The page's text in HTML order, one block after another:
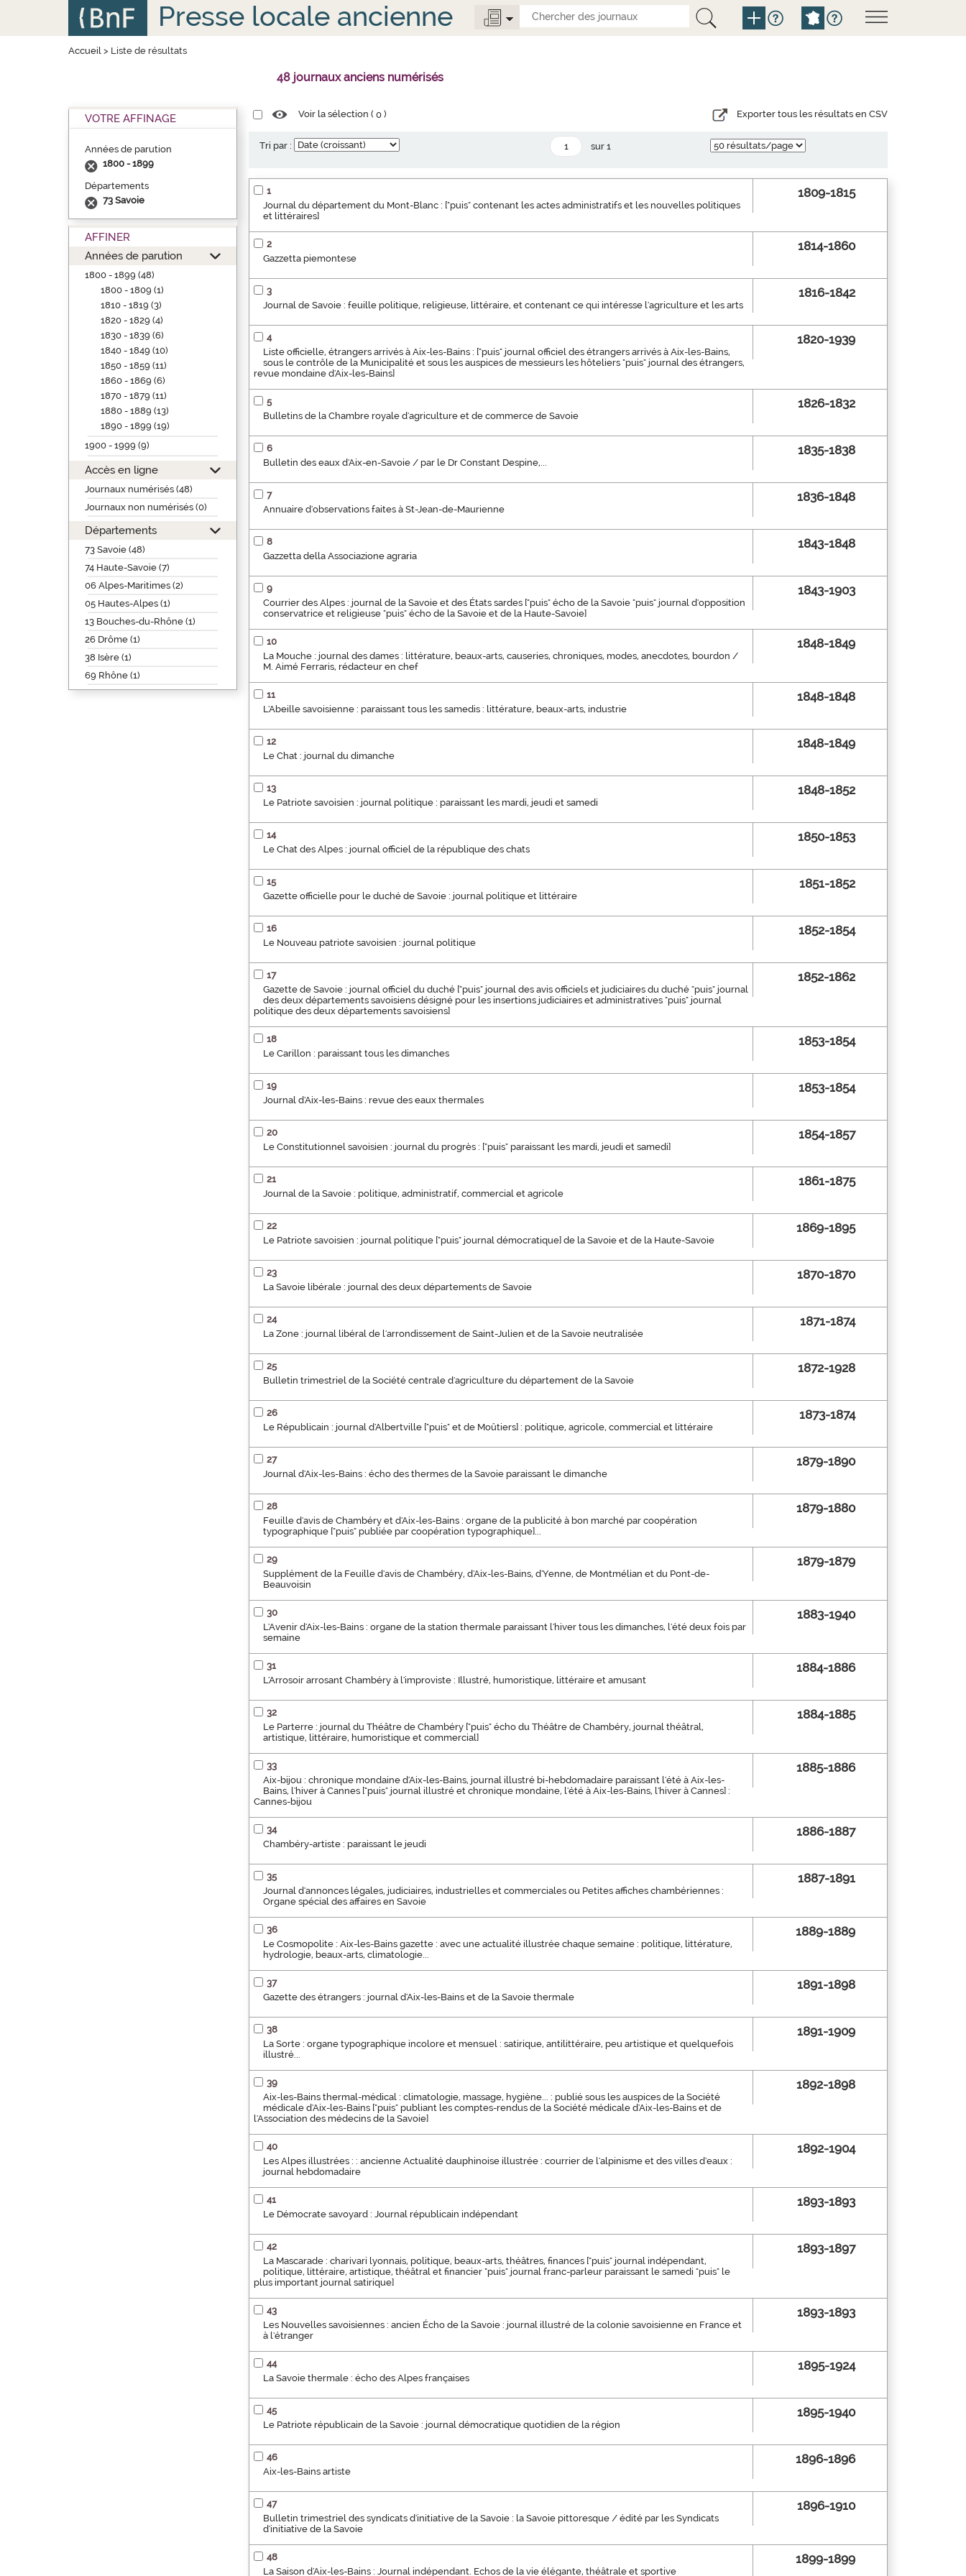
Presse locale ancienne
Accueil> Liste de résultats
48 journaux anciens numérisés
VOTRE AFFINAGE
Années de parution
1800 - 1899
Départements
73 Savoie
AFFINER
Années de parution
1800 - 1899 (48)
1800 - 1809 (1)
1810 - 1819 (3)
1820 - 1829 (4)
1830 - 1839 (6)
1840 - 1849 (10)
1850 - 1859 (11)
1860 - 1869 (6)
1870 - 1879 (11)
1880 - 1889 (13)
1890 - 1899 (19)
1900 - 1999 (9)
Accès en ligne
Journaux numérisés (48)
Journaux non numérisés (0)
Départements
73 Savoie (48)
74 Haute-Savoie (7)
06 Alpes-Maritimes (2)
05 Hautes-Alpes (1)
13 Bouches-du-Rhône (1)
26 Drôme (1)
38 Isère (1)
69 Rhône (1)
Voir la sélection (0 ) Exporter tous les résultats en CSV
Tri par : sur 1
1
Journal du département du Mont-Blanc : ["puis" contenant les actes administratifs et les nouvelles politiques
et littéraires]
1809-1815
2
Gazzetta piemontese
1814-1860
3
Journal de Savoie : feuille politique, religieuse, littéraire, et contenant ce qui intéresse l'agriculture et les arts
1816-1842
4
Liste officielle, étrangers arrivés à Aix-les-Bains : ["puis" journal officiel des étrangers arrivés à Aix-les-Bains,
sous le contrôle de la Municipalité et sous les auspices de messieurs les hôteliers "puis" journal des étrangers,
revue mondaine d'Aix-les-Bains]
1820-1939
5
Bulletins de la Chambre royale d'agriculture et de commerce de Savoie
1826-1832
6
Bulletin des eaux d'Aix-en-Savoie / par le Dr Constant Despine,...
1835-1838
7
Annuaire d'observations faites à St-Jean-de-Maurienne
1836-1848
8
Gazzetta della Associazione agraria
1843-1848
9
Courrier des Alpes : journal de la Savoie et des États sardes ["puis" écho de la Savoie "puis" journal d'opposition
conservatrice et religieuse "puis" écho de la Savoie et de la Haute-Savoie]
1843-1903
10
La Mouche : journal des dames : littérature, beaux-arts, causeries, chroniques, modes, anecdotes, bourdon /
M. Aimé Ferraris, rédacteur en chef
1848-1849
11
L'Abeille savoisienne : paraissant tous les samedis : littérature, beaux-arts, industrie
1848-1848
12
Le Chat : journal du dimanche
1848-1849
13
Le Patriote savoisien : journal politique : paraissant les mardi, jeudi et samedi
1848-1852
14
Le Chat des Alpes : journal officiel de la république des chats
1850-1853
15
Gazette officielle pour le duché de Savoie : journal politique et littéraire
1851-1852
16
Le Nouveau patriote savoisien : journal politique
1852-1854
17
Gazette de Savoie : journal officiel du duché ["puis" journal des avis officiels et judiciaires du duché "puis" journal
des deux départements savoisiens désigné pour les insertions judiciaires et administratives "puis" journal
politique des deux départements savoisiens]
1852-1862
18
Le Carillon : paraissant tous les dimanches
1853-1854
19
Journal d'Aix-les-Bains : revue des eaux thermales
1853-1854
20
Le Constitutionnel savoisien : journal du progrès : ["puis" paraissant les mardi, jeudi et samedi]
1854-1857
21
Journal de la Savoie : politique, administratif, commercial et agricole
1861-1875
22
Le Patriote savoisien : journal politique ["puis" journal démocratique] de la Savoie et de la Haute-Savoie
1869-1895
23
La Savoie libérale : journal des deux départements de Savoie
1870-1870
24
La Zone : journal libéral de l'arrondissement de Saint-Julien et de la Savoie neutralisée
1871-1874
25
Bulletin trimestriel de la Société centrale d'agriculture du département de la Savoie
1872-1928
26
Le Républicain : journal d'Albertville ["puis" et de Moûtiers] : politique, agricole, commercial et littéraire
1873-1874
27
Journal d'Aix-les-Bains : écho des thermes de la Savoie paraissant le dimanche
1879-1890
28
Feuille d'avis de Chambéry et d'Aix-les-Bains : organe de la publicité à bon marché par coopération
typographique ["puis" publiée par coopération typographique]...
1879-1880
29
Supplément de la Feuille d'avis de Chambéry, d'Aix-les-Bains, d'Yenne, de Montmélian et du Pont-de-
Beauvoisin
1879-1879
30
L'Avenir d'Aix-les-Bains : organe de la station thermale paraissant l'hiver tous les dimanches, l'été deux fois par
semaine
1883-1940
31
L'Arrosoir arrosant Chambéry à l'improviste : Illustré, humoristique, littéraire et amusant
1884-1886
32
Le Parterre : journal du Théâtre de Chambéry ["puis" écho du Théâtre de Chambéry, journal théâtral,
artistique, littéraire, humoristique et commercial]
1884-1885
33
Aix-bijou : chronique mondaine d'Aix-les-Bains, journal illustré bi-hebdomadaire paraissant l'été à Aix-les-
Bains, l'hiver à Cannes ["puis" journal illustré et chronique mondaine, l'été à Aix-les-Bains, l'hiver à Cannes] :
Cannes-bijou
1885-1886
34
Chambéry-artiste : paraissant le jeudi
1886-1887
35
Journal d'annonces légales, judiciaires, industrielles et commerciales ou Petites affiches chambériennes :
Organe spécial des affaires en Savoie
1887-1891
36
Le Cosmopolite : Aix-les-Bains gazette : avec une actualité illustrée chaque semaine : politique, littérature,
hydrologie, beaux-arts, climatologie...
1889-1889
37
Gazette des étrangers : journal d'Aix-les-Bains et de la Savoie thermale
1891-1898
38
La Sorte : organe typographique incolore et mensuel : satirique, antilittéraire, peu artistique et quelquefois
illustré...
1891-1909
39
Aix-les-Bains thermal-médical : climatologie, massage, hygiène... : publié sous les auspices de la Société
médicale d'Aix-les-Bains ["puis" publiant les comptes-rendus de la Société médicale d'Aix-les-Bains et de
l'Association des médecins de la Savoie]
1892-1898
40
Les Alpes illustrées : : ancienne Actualité dauphinoise illustrée : courrier de l'alpinisme et des villes d'eaux :
journal hebdomadaire
1892-1904
41
Le Démocrate savoyard : Journal républicain indépendant
1893-1893
42
La Mascarade : charivari lyonnais, politique, beaux-arts, théâtres, finances ["puis" journal indépendant,
politique, littéraire, artistique, théâtral et financier "puis" journal franc-parleur paraissant le samedi "puis" le
plus important journal satirique]
1893-1897
43
Les Nouvelles savoisiennes : ancien Écho de la Savoie : journal illustré de la colonie savoisienne en France et
à l'étranger
1893-1893
44
La Savoie thermale : écho des Alpes françaises
1895-1924
45
Le Patriote républicain de la Savoie : journal démocratique quotidien de la région
1895-1940
46
Aix-les-Bains artiste
1896-1896
47
Bulletin trimestriel des syndicats d'initiative de la Savoie : la Savoie pittoresque / édité par les Syndicats
d'initiative de la Savoie
1896-1910
48
La Saison d'Aix-les-Bains : Journal indépendant. Echos de la vie élégante, théâtrale et sportive
1899-1899
Panneau de gestion des cookies